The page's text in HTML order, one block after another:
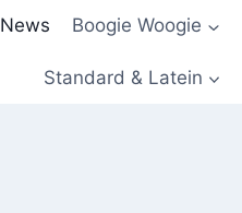
News Boogie Woogie
Standard & Latein